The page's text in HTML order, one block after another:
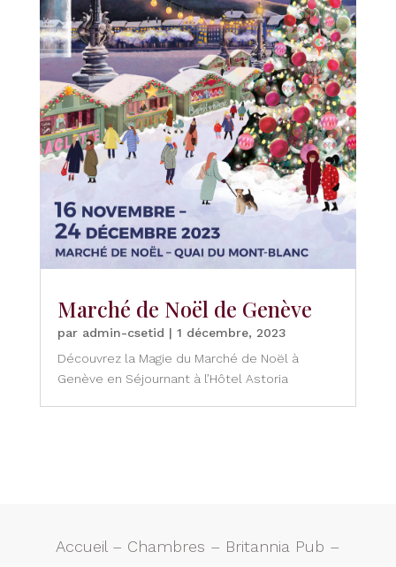
Marché de Noël de Genève
par admin-csetid | 1 décembre, 2023
Découvrez la Magie du Marché de Noël à
Genève en Séjournant à l’Hôtel Astoria
Accueil – Chambres – Britannia Pub –